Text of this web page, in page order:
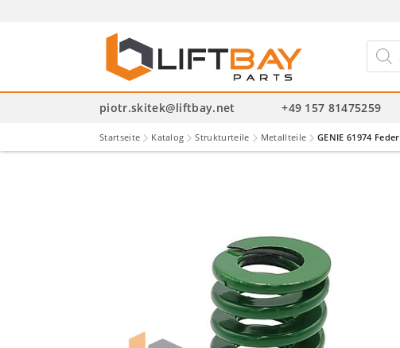
search
piotr.skitek@liftbay.net +49 157 81475259
Startseite Katalog Strukturteile Metallteile GENIE 61974 Feder